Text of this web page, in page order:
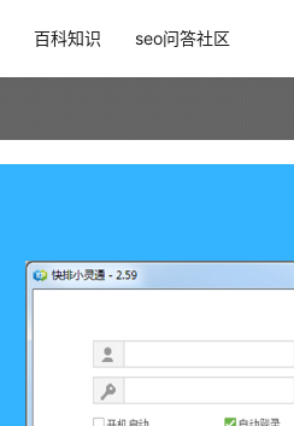
百科知识 seo问答社区